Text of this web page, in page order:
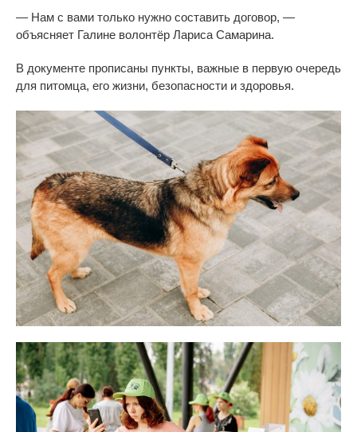
— Нам с вами только нужно составить договор, —
объясняет Галине волонтёр Лариса Самарина.
В документе прописаны пункты, важные в первую очередь
для питомца, его жизни, безопасности и здоровья.